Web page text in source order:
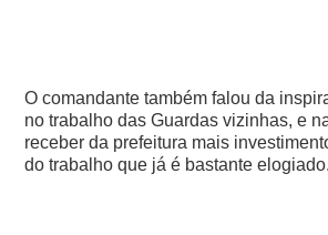
O comandante também falou da
no trabalho das Guardas vizinhas, e
receber da prefeitura mais
do trabalho que já é bastante elogiado.